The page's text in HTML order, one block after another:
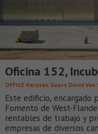
Oficina 152,
OFFICE Kersten Geers David Van
Este edificio, encargado
Fomento de West-
rentables de trabajo y
empresas de diversos